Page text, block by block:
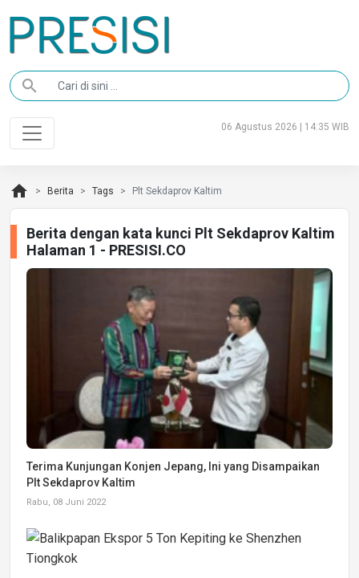
search
06 Agustus 2026 | 14:35 WIB
home Berita Tags Plt Sekdaprov Kaltim
Berita dengan kata kunci Plt Sekdaprov Kaltim
Halaman 1 - PRESISI.CO
Terima Kunjungan Konjen Jepang, Ini yang Disampaikan
Plt Sekdaprov Kaltim
Rabu, 08 Juni 2022